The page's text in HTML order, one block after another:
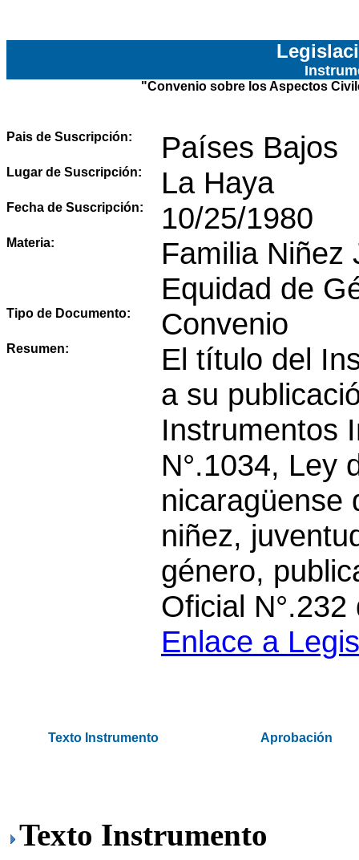
"Convenio sobre los Aspectos
Pais de Suscripción: Países Bajos
Lugar de Suscripción: La Haya
Fecha de Suscripción: 10/25/1980
Materia:
Familia Niñez
Equidad de
Tipo de Documento: Convenio
Resumen:
El título del
a su
Instrumentos
N°.1034, Ley
nicaragüense
niñez,
género,
Oficial
Enlace a
Texto Instrumento Aprobación
Texto Instrumento